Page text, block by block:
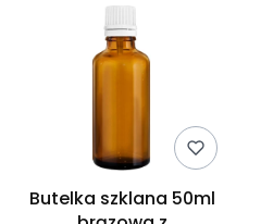
Butelka szklana 50ml